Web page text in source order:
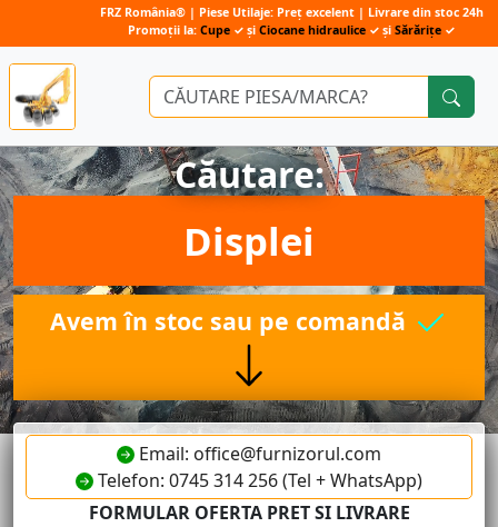
Căutare:
Displei
Avem în stoc sau pe comandă
Email: office@furnizorul.com
Telefon: 0745 314 256 (Tel + WhatsApp)
FORMULAR OFERTA PRET SI LIVRARE
FRZ România® | Piese Utilaje: Preț excelent | Livrare din stoc 24h
Promoții la: Cupe ✓ și Ciocane hidraulice ✓ și Sărărițe ✓